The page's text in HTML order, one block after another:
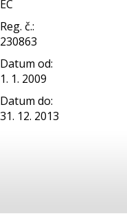
EC
Reg. č.:
230863
Datum od:
1. 1. 2009
Datum do:
31. 12. 2013